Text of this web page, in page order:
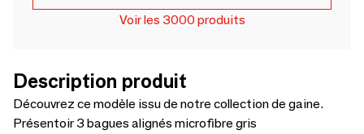
Voir les 3000 produits
Description produit
Découvrez ce modèle issu de notre collection de gaine.
Présentoir 3 bagues alignés microfibre gris